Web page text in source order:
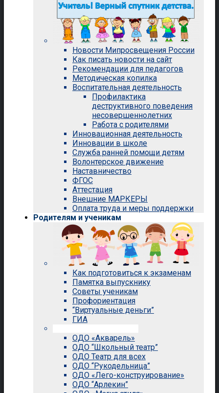
Новости Мипросвещения России
Как писать новости на сайт
Рекомендации для педагогов
Методическая копилка
Воспитательная деятельность
Профилактика
деструктивного поведения
несовершеннолетних
Работа с родителями
Инновационная деятельность
Инновации в школе
Служба ранней помощи детям
Волонтерское движение
Наставничество
ФГОС
Аттестация
Внешние МАРКЕРЫ
Оплата труда и меры поддержки
Родителям и ученикам
Как подготовиться к экзаменам
Памятка выпускнику
Советы ученикам
Профориентация
“Виртуальные деньги”
ГИА
ОДО «Акварель»
ОДО “Школьный театр”
ОДО Театр для всех
ОДО “Рукодельница”
ОДО «Лего-конструирование»
ОДО “Арлекин”